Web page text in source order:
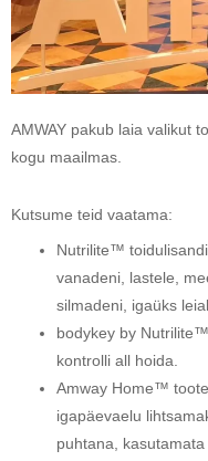
AMWAY pakub laia valikut
kogu maailmas.
Kutsume teid vaatama:
Nutrilite™
vanadeni, lastele,
silmadeni, igaüks
bodykey by
kontrolli all hoida.
Amway Home™
igapäevaelu
puhtana,